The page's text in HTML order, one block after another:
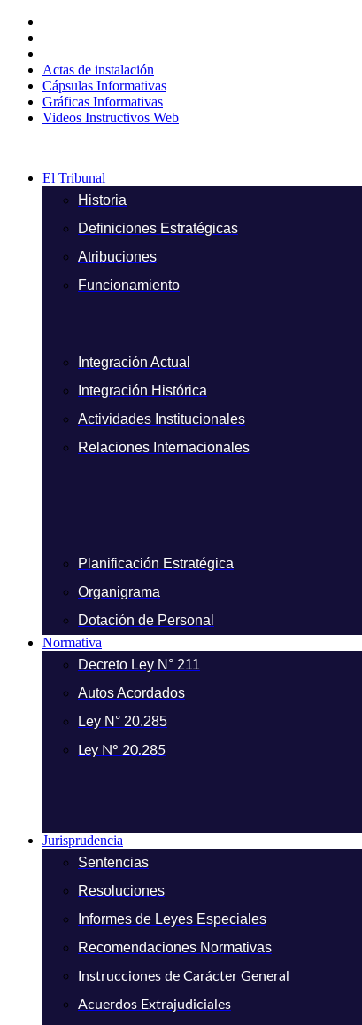
contenido
Actas de instalación
Cápsulas Informativas
Gráficas Informativas
Videos Instructivos Web
El Tribunal
Historia
Definiciones Estratégicas
Atribuciones
Funcionamiento
Integración Actual
Integración Histórica
Actividades Institucionales
Relaciones Internacionales
Planificación Estratégica
Organigrama
Dotación de Personal
Normativa
Decreto Ley N° 211
Autos Acordados
Ley N° 20.285
Ley N° 20.285
Jurisprudencia
Sentencias
Resoluciones
Informes de Leyes Especiales
Recomendaciones Normativas
Instrucciones de Carácter General
Acuerdos Extrajudiciales